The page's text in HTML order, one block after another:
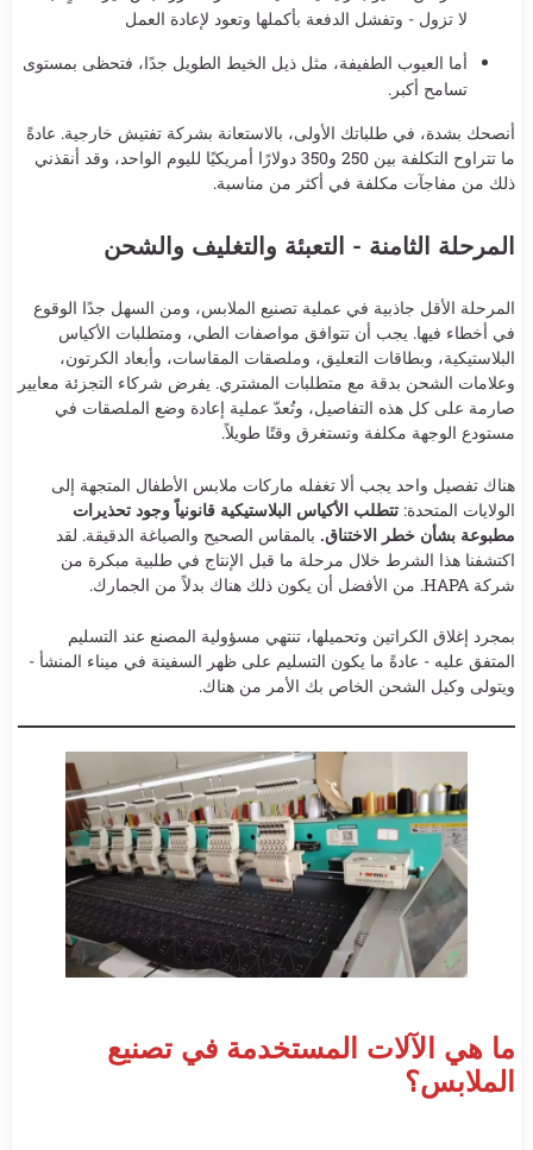
لا تزول - وتفشل الدفعة بأكملها وتعود لإعادة العمل
أما العيوب الطفيفة، مثل ذيل الخيط الطويل جدًا، فتحظى بمستوى
تسامح أكبر.
أنصحك بشدة، في طلباتك الأولى، بالاستعانة بشركة تفتيش خارجية. عادةً
ما تتراوح التكلفة بين 250 و350 دولارًا أمريكيًا لليوم الواحد، وقد أنقذني
ذلك من مفاجآت مكلفة في أكثر من مناسبة.
المرحلة الثامنة - التعبئة والتغليف والشحن
المرحلة الأقل جاذبية في عملية تصنيع الملابس، ومن السهل جدًا الوقوع
في أخطاء فيها. يجب أن تتوافق مواصفات الطي، ومتطلبات الأكياس
البلاستيكية، وبطاقات التعليق، وملصقات المقاسات، وأبعاد الكرتون،
وعلامات الشحن بدقة مع متطلبات المشتري. يفرض شركاء التجزئة معايير
صارمة على كل هذه التفاصيل، وتُعدّ عملية إعادة وضع الملصقات في
مستودع الوجهة مكلفة وتستغرق وقتًا طويلاً.
هناك تفصيل واحد يجب ألا تغفله ماركات ملابس الأطفال المتجهة إلى
الولايات المتحدة: تتطلب الأكياس البلاستيكية قانونياً وجود تحذيرات
مطبوعة بشأن خطر الاختناق. بالمقاس الصحيح والصياغة الدقيقة. لقد
اكتشفنا هذا الشرط خلال مرحلة ما قبل الإنتاج في طلبية مبكرة من
شركة HAPA. من الأفضل أن يكون ذلك هناك بدلاً من الجمارك.
بمجرد إغلاق الكراتين وتحميلها، تنتهي مسؤولية المصنع عند التسليم
المتفق عليه - عادةً ما يكون التسليم على ظهر السفينة في ميناء المنشأ -
ويتولى وكيل الشحن الخاص بك الأمر من هناك.
ما هي الآلات المستخدمة في تصنيع
الملابس؟